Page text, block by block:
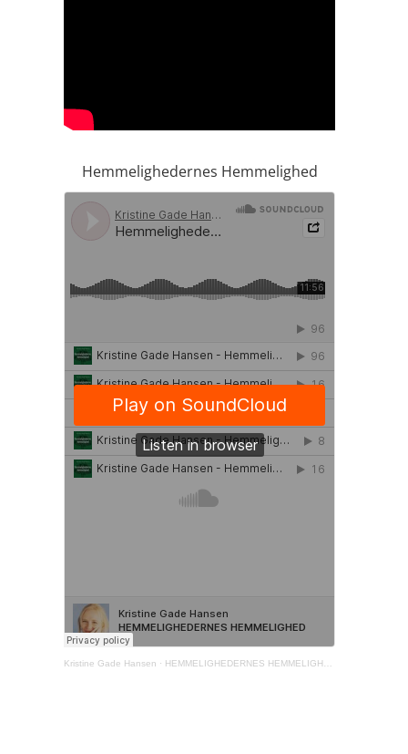
Hemmelighedernes Hemmelighed
Kristine Gade Hansen · HEMMELIGHEDERNES HEMMELIGHED